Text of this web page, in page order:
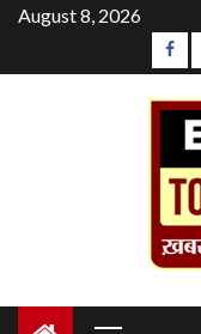
Skip
content
August 8, 2026